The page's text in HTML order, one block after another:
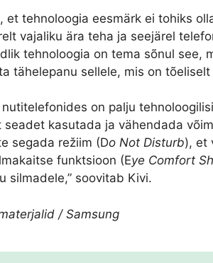
et tehnoloogia eesmärk ei tohiks
vajaliku ära teha ja seejärel
tehnoloogia on tema sõnul see,
tähelepanu sellele, mis on tõeliselt
nutitelefonides on palju
seadet kasutada ja vähendada
segada režiim (Do Not Disturb), et
funktsioon (Eye Comfort
silmadele,” soovitab Kivi.
/ Samsung